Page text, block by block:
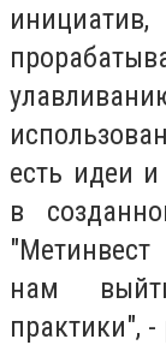
есть идеи
в
нам
практики",